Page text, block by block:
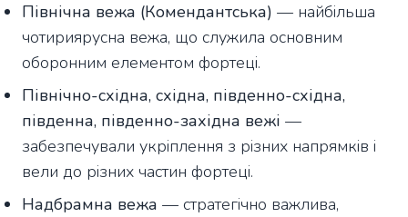
Північна вежа (Комендантська) — найбільша
чотириярусна вежа, що служила основним
оборонним елементом фортеці.
Північно-східна, східна, південно-східна,
південна, південно-західна вежі —
забезпечували укріплення з різних напрямків і
вели до різних частин фортеці.
Надбрамна вежа — стратегічно важлива,